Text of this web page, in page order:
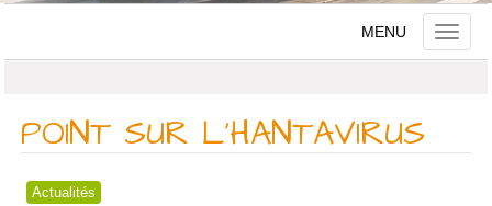
Toggle
MENU
POINT SUR L’HANTAVIRUS
Actualités